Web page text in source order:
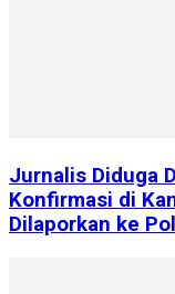
Jurnalis Diduga
Konfirmasi di
Dilaporkan ke